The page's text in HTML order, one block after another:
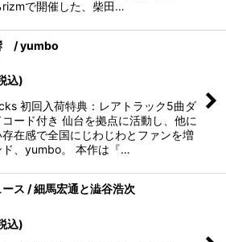
rizmで開催した、柴田…
/ yumbo
込)
初回入荷特典：レアトラック5曲ダ
ード付き 仙台を拠点に活動し、他に
在感で全国にじわじわとファンを増
ド、yumbo。 本作は『…
ース / 細馬宏通と澁谷浩次
込)